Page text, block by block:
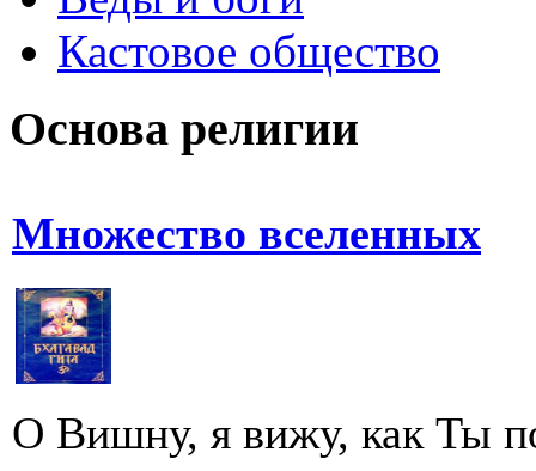
Кастовое общество
Основа религии
Множество вселенных
О Вишну, я вижу, как Ты